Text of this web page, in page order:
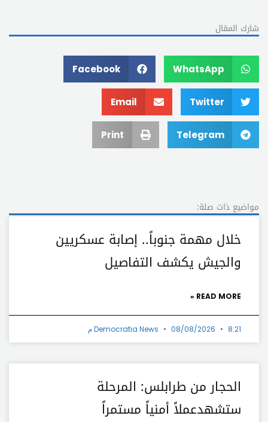
شارك المقال
WhatsApp
Facebook
Twitter
Email
Telegram
Print
مواضيع ذات صلة:
خلال مهمة جنوباً.. إصابة عسكريين
والجيش يكشف التفاصيل
READ MORE »
Democratia News 08/08/2026 8:21 م
الحجار من طرابلس: المرحلة
ستشهدعملاً أمنياً مستمراً